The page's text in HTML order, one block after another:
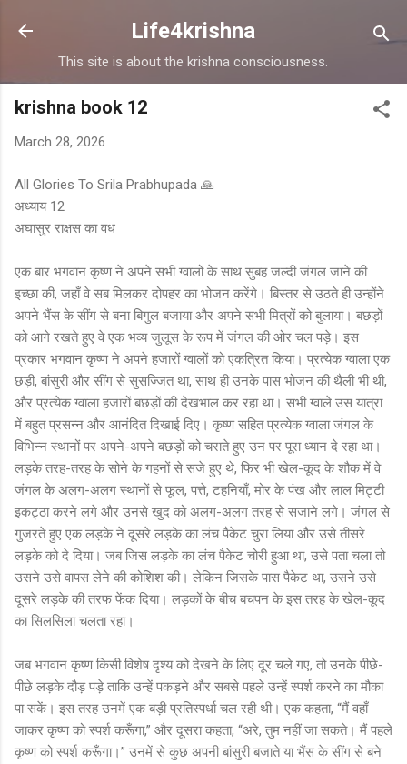
Skip to main content
Life4krishna
This site is about the krishna consciousness.
krishna book 12
March 28, 2026
All Glories To Srila Prabhupada 🙏
अध्याय 12
अघासुर राक्षस का वध
एक बार भगवान कृष्ण ने अपने सभी ग्वालों के साथ सुबह जल्दी जंगल जाने की
इच्छा की, जहाँ वे सब मिलकर दोपहर का भोजन करेंगे। बिस्तर से उठते ही उन्होंने
अपने भैंस के सींग से बना बिगुल बजाया और अपने सभी मित्रों को बुलाया। बछड़ों
को आगे रखते हुए वे एक भव्य जुलूस के रूप में जंगल की ओर चल पड़े। इस
प्रकार भगवान कृष्ण ने अपने हजारों ग्वालों को एकत्रित किया। प्रत्येक ग्वाला एक
छड़ी, बांसुरी और सींग से सुसज्जित था, साथ ही उनके पास भोजन की थैली भी थी,
और प्रत्येक ग्वाला हजारों बछड़ों की देखभाल कर रहा था। सभी ग्वाले उस यात्रा
में बहुत प्रसन्न और आनंदित दिखाई दिए। कृष्ण सहित प्रत्येक ग्वाला जंगल के
विभिन्न स्थानों पर अपने-अपने बछड़ों को चराते हुए उन पर पूरा ध्यान दे रहा था।
लड़के तरह-तरह के सोने के गहनों से सजे हुए थे, फिर भी खेल-कूद के शौक में वे
जंगल के अलग-अलग स्थानों से फूल, पत्ते, टहनियाँ, मोर के पंख और लाल मिट्टी
इकट्ठा करने लगे और उनसे खुद को अलग-अलग तरह से सजाने लगे। जंगल से
गुजरते हुए एक लड़के ने दूसरे लड़के का लंच पैकेट चुरा लिया और उसे तीसरे
लड़के को दे दिया। जब जिस लड़के का लंच पैकेट चोरी हुआ था, उसे पता चला तो
उसने उसे वापस लेने की कोशिश की। लेकिन जिसके पास पैकेट था, उसने उसे
दूसरे लड़के की तरफ फेंक दिया। लड़कों के बीच बचपन के इस तरह के खेल-कूद
का सिलसिला चलता रहा।
जब भगवान कृष्ण किसी विशेष दृश्य को देखने के लिए दूर चले गए, तो उनके पीछे-
पीछे लड़के दौड़ पड़े ताकि उन्हें पकड़ने और सबसे पहले उन्हें स्पर्श करने का मौका
पा सकें। इस तरह उनमें एक बड़ी प्रतिस्पर्धा चल रही थी। एक कहता, “मैं वहाँ
जाकर कृष्ण को स्पर्श करूँगा,” और दूसरा कहता, “अरे, तुम नहीं जा सकते। मैं पहले
कृष्ण को स्पर्श करूँगा।” उनमें से कुछ अपनी बांसुरी बजाते या भैंस के सींग से बने